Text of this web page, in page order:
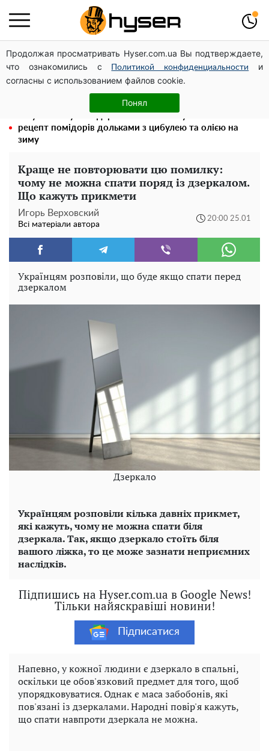
Продолжая просматривать Hyser.com.ua Вы подтверждаете,
что ознакомились с
Политикой конфиденциальности
и
согласны с использованием файлов cookie.
Понял
Посол ОБСЄ вдруге відвідав місце російського удару
по житловому будинку на Подолі
Гола Олена Тополя у цікавих позах змусила відвисати
щелепи: злив відео – було лише початком
рецепт помідорів дольками з цибулею та олією на
зиму
Краще не повторювати цю помилку:
чому не можна спати поряд із дзеркалом.
Що кажуть прикмети
Игорь Верховский
Всі матеріали автора
20:00 25.01
Українцям розповіли, що буде якщо спати перед
дзеркалом
Дзеркало
Українцям розповіли кілька давніх прикмет,
які кажуть, чому не можна спати біля
дзеркала. Так, якщо дзеркало стоїть біля
вашого ліжка, то це може зазнати неприємних
наслідків.
Підпишись на Hyser.com.ua в Google News!
Тільки найяскравіші новини!
Підписатися
Напевно, у кожної людини є дзеркало в спальні,
оскільки це обов'язковий предмет для того, щоб
упорядковуватися. Однак є маса забобонів, які
пов'язані із дзеркалами. Народні повір'я кажуть,
що спати навпроти дзеркала не можна.